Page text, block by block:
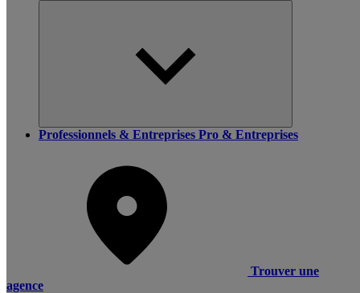
Professionnels & Entreprises Pro & Entreprises
Trouver une
agence